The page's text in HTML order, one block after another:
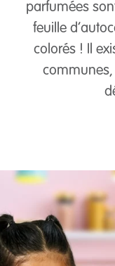
parfumées
feuille
colorés ! Il
communes,